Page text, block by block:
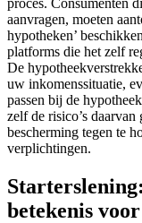
proces. Consumenten
aanvragen, moeten
hypotheken’
platforms die het zelf
De
uw inkomenssituatie,
passen bij de
zelf de risico’s
bescherming tegen te
verplichtingen.
betekenis